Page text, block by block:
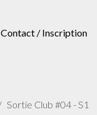
Contact / Inscription
Sortie Club #04 - S1